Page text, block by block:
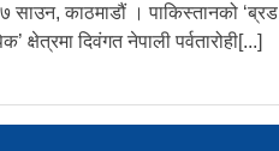
साउन, काठमाडौं । पाकिस्तानको ‘ब्रड
क्षेत्रमा दिवंगत नेपाली पर्वतारोही[...]